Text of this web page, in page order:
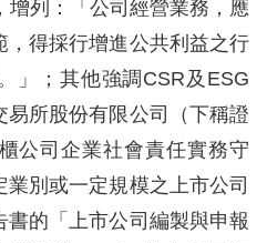
增列：「公司經營業務，應
得採行增進公共利益之行
」；其他強調CSR及ESG
易所股份有限公司（下稱證
公司企業社會責任實務守
別或一定規模之上市公司
的「上市公司編製與申報